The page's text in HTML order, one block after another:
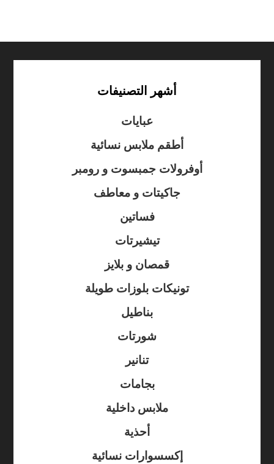
أشهر التصنيفات
عبايات
أطقم ملابس نسائية
أوفرولات جمبسوت و رومبر
جاكيتات و معاطف
فساتين
تيشيرتات
قمصان و بلايز
تونيكات بلوزات طويلة
بناطيل
شورتات
تنانير
بجامات
ملابس داخلية
أحذية
إكسسوارات نسائية